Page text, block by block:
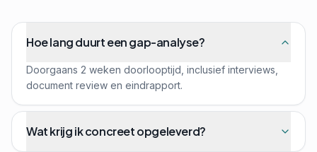
Hoe lang duurt een gap-analyse?
Doorgaans 2 weken doorlooptijd, inclusief interviews,
document review en eindrapport.
Wat krijg ik concreet opgeleverd?